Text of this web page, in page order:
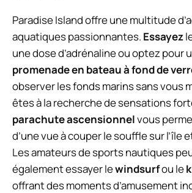
Paradise Island offre une multitude
aquatiques passionnantes. Essayez
une dose d’adrénaline ou optez pour
promenade en bateau à fond de
observer les fonds marins sans vous
êtes à la recherche de sensations
parachute ascensionnelvous
d’une vue à couper le souffle sur l’île
Les amateurs de sports nautiques
également essayer lewindsurfou le
offrant des moments d’amusement